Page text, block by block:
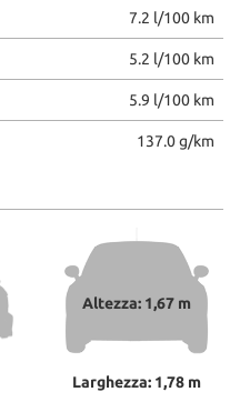
7.2 l/100 km
5.2 l/100 km
5.9 l/100 km
137.0 g/km
Altezza: 1,67 m
Larghezza: 1,78 m